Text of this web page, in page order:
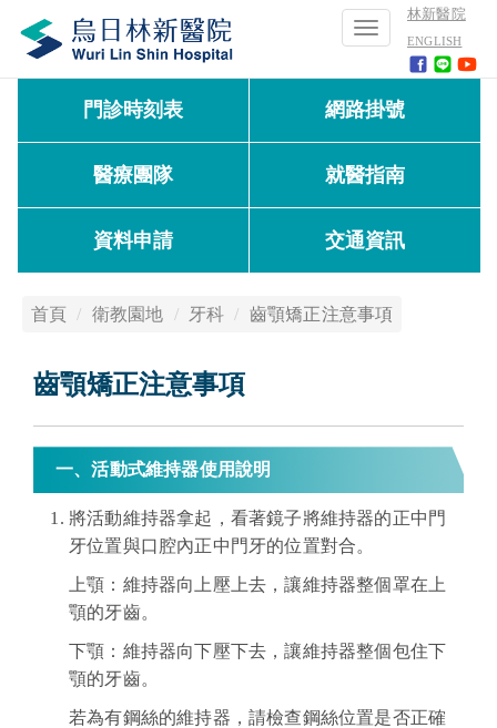
林新醫院
ENGLISH
Toggle
navigation
門診時刻表 網路掛號
醫療團隊 就醫指南
資料申請 交通資訊
首頁 衛教園地 牙科 齒顎矯正注意事項
齒顎矯正注意事項
一、活動式維持器使用說明
將活動維持器拿起，看著鏡子將維持器的正中門
牙位置與口腔內正中門牙的位置對合。
上顎：維持器向上壓上去，讓維持器整個罩在上
顎的牙齒。
下顎：維持器向下壓下去，讓維持器整個包住下
顎的牙齒。
若為有鋼絲的維持器，請檢查鋼絲位置是否正確